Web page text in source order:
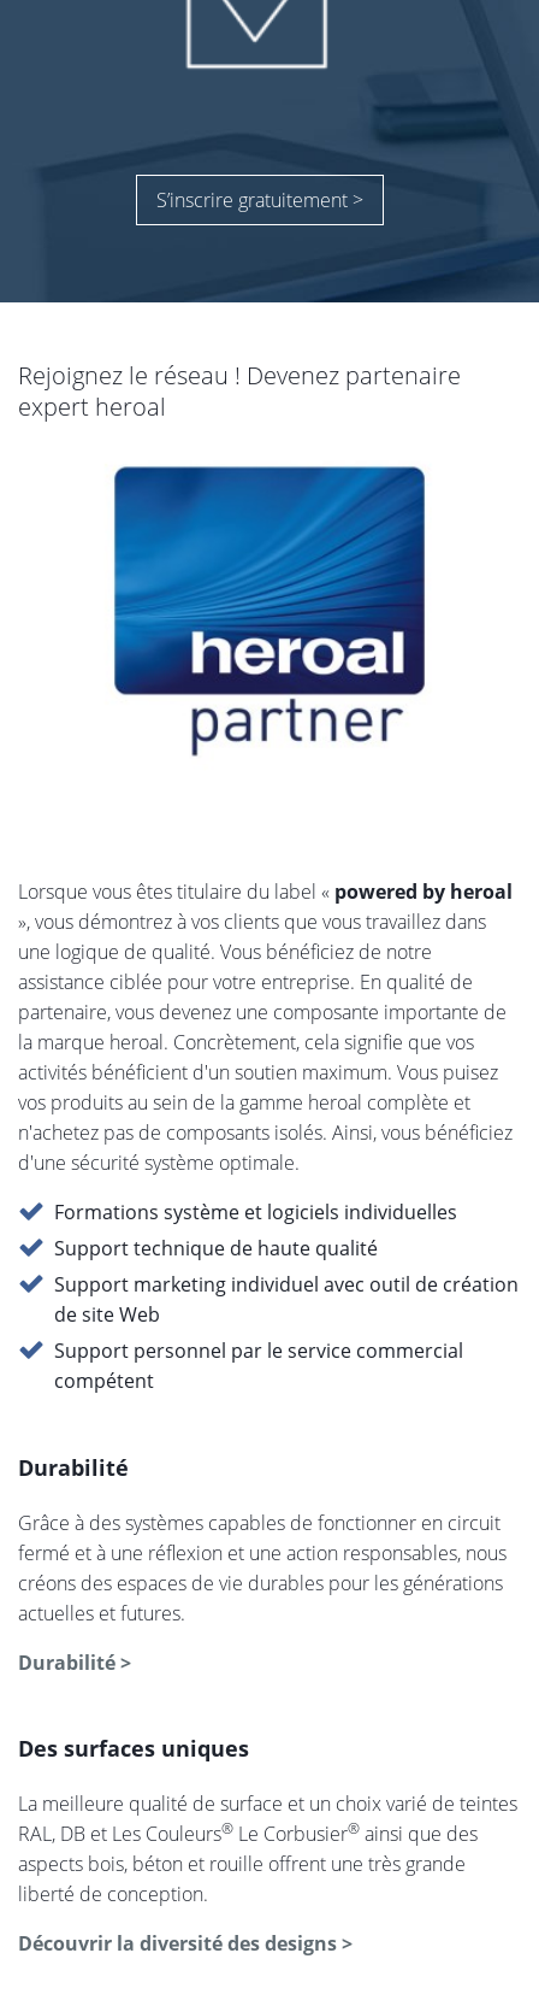
S’inscrire gratuitement >
Rejoignez le réseau ! Devenez partenaire
expert heroal
Lorsque vous êtes titulaire du label « powered by heroal
», vous démontrez à vos clients que vous travaillez dans
une logique de qualité. Vous bénéficiez de notre
assistance ciblée pour votre entreprise. En qualité de
partenaire, vous devenez une composante importante de
la marque heroal. Concrètement, cela signifie que vos
activités bénéficient d'un soutien maximum. Vous puisez
vos produits au sein de la gamme heroal complète et
n'achetez pas de composants isolés. Ainsi, vous bénéficiez
d'une sécurité système optimale.
Formations système et logiciels individuelles
Support technique de haute qualité
Support marketing individuel avec outil de création
de site Web
Support personnel par le service commercial
compétent
Durabilité
Grâce à des systèmes capables de fonctionner en circuit
fermé et à une réflexion et une action responsables, nous
créons des espaces de vie durables pour les générations
actuelles et futures.
Durabilité >
Des surfaces uniques
La meilleure qualité de surface et un choix varié de teintes
RAL, DB et Les Couleurs® Le Corbusier® ainsi que des
aspects bois, béton et rouille offrent une très grande
liberté de conception.
Découvrir la diversité des designs >